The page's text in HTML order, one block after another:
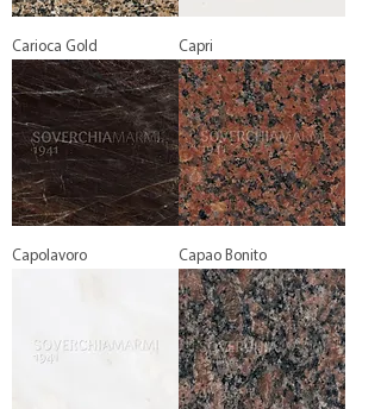
Carioca Gold Capri
Capolavoro Capao Bonito